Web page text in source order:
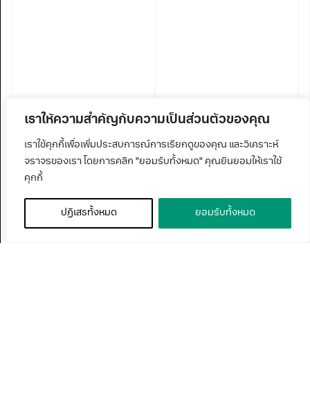
เราให้ความสำคัญกับความเป็นส่วนตัวของคุณ
เราใช้คุกกี้เพื่อเพิ่มประสบการณ์การเรียกดูของคุณ และวิเคราะห์
จราจรของเรา โดยการคลิก "ยอมรับทั้งหมด" คุณยินยอมให้เราใช้
คุกกี้
ปฏิเสธทั้งหมด ยอมรับทั้งหมด